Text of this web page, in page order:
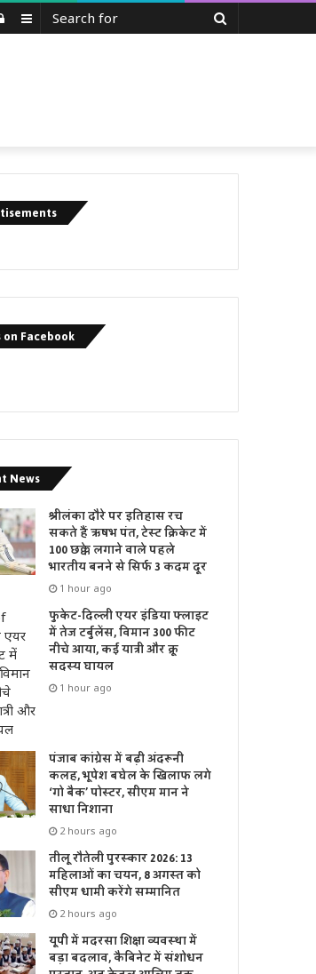
Sidebar
Log
on Facebook
News
श्रीलंका दौरे पर इतिहास रच
सकते हैं ऋषभ पंत, टेस्ट क्रिकेट में
100 छक्के लगाने वाले पहले
भारतीय बनने से सिर्फ 3 कदम दूर
1 hour ago
फुकेट-दिल्ली एयर इंडिया फ्लाइट
में तेज टर्बुलेंस, विमान 300 फीट
नीचे आया, कई यात्री और क्रू
सदस्य घायल
1 hour ago
पंजाब कांग्रेस में बढ़ी अंदरूनी
कलह, भूपेश बघेल के खिलाफ लगे
‘गो बैक’ पोस्टर, सीएम मान ने
साधा निशाना
2 hours ago
तीलू रौतेली पुरस्कार 2026: 13
महिलाओं का चयन, 8 अगस्त को
सीएम धामी करेंगे सम्मानित
2 hours ago
यूपी में मदरसा शिक्षा व्यवस्था में
बड़ा बदलाव, कैबिनेट में संशोधन